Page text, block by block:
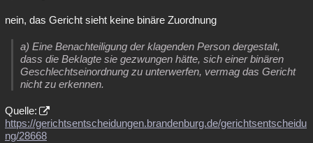
nein, das Gericht sieht keine binäre Zuordnung
a) Eine Benachteiligung der klagenden Person dergestalt,
dass die Beklagte sie gezwungen hätte, sich einer binären
Geschlechtseinordnung zu unterwerfen, vermag das Gericht
nicht zu erkennen.
Quelle:
https://gerichtsentscheidungen.brandenburg.de/gerichtsentscheidu
ng/28668